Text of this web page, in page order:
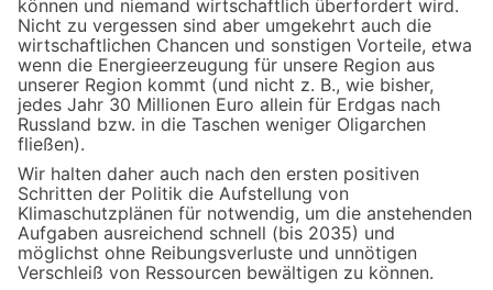
können und niemand wirtschaftlich überfordert wird.
Nicht zu vergessen sind aber umgekehrt auch die
wirtschaftlichen Chancen und sonstigen Vorteile, etwa
wenn die Energieerzeugung für unsere Region aus
unserer Region kommt (und nicht z. B., wie bisher,
jedes Jahr 30 Millionen Euro allein für Erdgas nach
Russland bzw. in die Taschen weniger Oligarchen
fließen).
Wir halten daher auch nach den ersten positiven
Schritten der Politik die Aufstellung von
Klimaschutzplänen für notwendig, um die anstehenden
Aufgaben ausreichend schnell (bis 2035) und
möglichst ohne Reibungsverluste und unnötigen
Verschleiß von Ressourcen bewältigen zu können.